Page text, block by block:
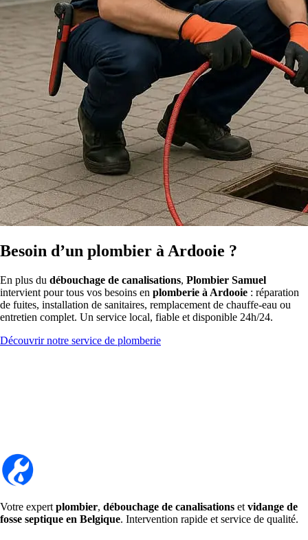
Besoin d’un plombier à Ardooie ?
En plus du débouchage de canalisations, Plombier Samuel
intervient pour tous vos besoins en plomberie à Ardooie : réparation
de fuites, installation de sanitaires, remplacement de chauffe-eau ou
entretien complet. Un service local, fiable et disponible 24h/24.
Découvrir notre service de plomberie
Votre expert plombier, débouchage de canalisations et vidange de
fosse septique en Belgique. Intervention rapide et service de qualité.